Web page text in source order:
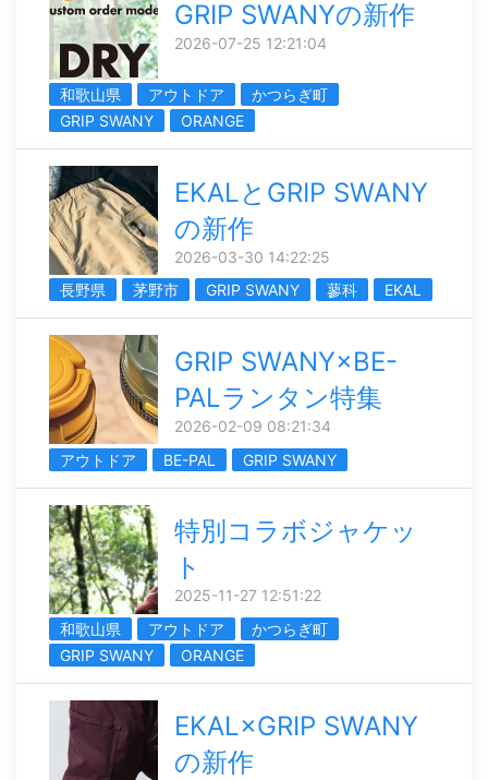
GRIP SWANYの新作
2026-07-25 12:21:04
和歌山県 アウトドア
かつらぎ町
GRIP SWANY
ORANGE
EKALとGRIP SWANY
の新作
2026-03-30 14:22:25
長野県
茅野市 GRIP SWANY 蓼科 EKAL
GRIP SWANY×BE-
PALランタン特集
2026-02-09 08:21:34
アウトドア
BE-PAL GRIP SWANY
特別コラボジャケッ
ト
2025-11-27 12:51:22
和歌山県
アウトドア
かつらぎ町
GRIP SWANY
ORANGE
EKAL×GRIP SWANY
の新作